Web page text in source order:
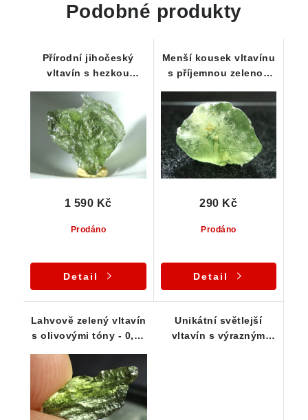
Podobné produkty
Přírodní jihočeský
vltavín s hezkou
1,30 g
Prodáno
1 590 Kč
Detail
Menší kousek vltavínu
s příjemnou zelenou
Prodáno
290 Kč
Detail
Lahvově zelený vltavín
s olivovými tóny - 0,47
Unikátní světlejší
vltavín s výrazným